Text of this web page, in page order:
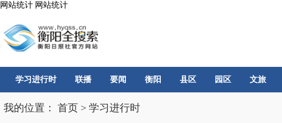
网站统计 网站统计
学习进行时 联播 要闻 衡阳 县区 园区 文旅
我的位置： 首页 > 学习进行时